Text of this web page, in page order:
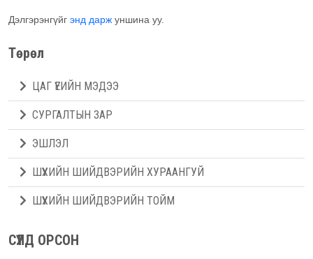
Дэлгэрэнгүйг энд дарж уншина уу.
Төрөл
ЦАГ ҮЕИЙН МЭДЭЭ
СУРГАЛТЫН ЗАР
ЭШЛЭЛ
ШҮҮХИЙН ШИЙДВЭРИЙН ХУРААНГУЙ
ШҮҮХИЙН ШИЙДВЭРИЙН ТОЙМ
СҮҮЛД ОРСОН